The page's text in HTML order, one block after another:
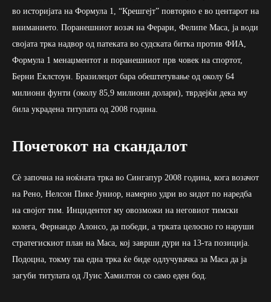
во историјата на Формула 1, “Крешгејт” повторно е во центарот на
вниманието. Поранешниот возач на Ферари, Фелипе Маса, ја води
својата трка надвор од патеката во судската битка против ФИА,
Формула 1 менаџментот и поранешниот прв човек на спортот,
Берни Еклстоун. Бразилецот бара обештетување од околу 64
милиони фунти (околу 85,9 милиони долари), тврдејќи дека му
била украдена титулата од 2008 година.
Почетокот на скандалот
Сѐ започна на ноќната трка во Сингапур 2008 година, кога возачот
на Рено, Нелсон Пике Јуниор, намерно удри во ѕидот по наредба
на својот тим. Инцидентот му овозможи на неговиот тимски
колега, Фернандо Алонсо, да победи, а трката целосно го наруши
стратегискиот план на Маса, кој заврши дури на 13-та позиција.
Подоцна, токму таа една трка ќе биде одлучувачка за Маса да ја
загуби титулата од Луис Хамилтон со само еден бод.